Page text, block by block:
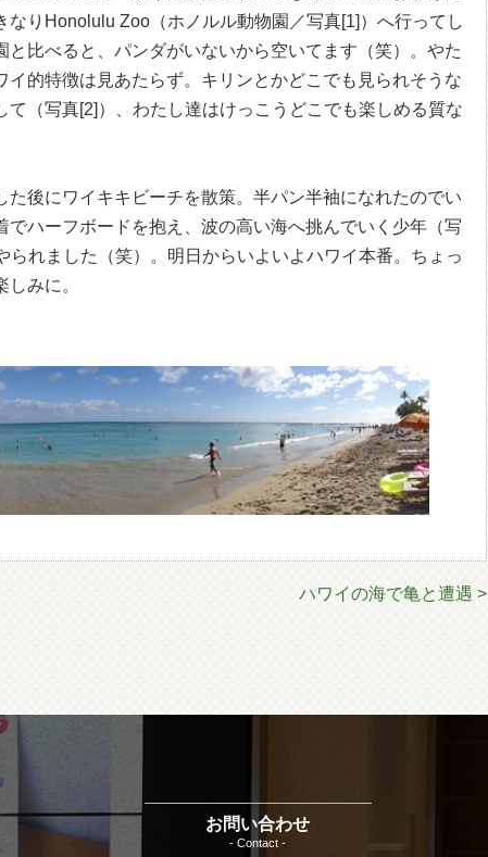
なりHonolulu Zoo（ホノルル動物園／写真[1]）へ行ってし
と比べると、パンダがいないから空いてます（笑）。やた
イ的特徴は見あたらず。キリンとかどこでも見られそうな
（写真[2]）、わたし達はけっこうどこでも楽しめる質な
た後にワイキキビーチを散策。半パン半袖になれたのでい
でハーフボードを抱え、波の高い海へ挑んでいく少年（写
られました（笑）。明日からいよいよハワイ本番。ちょっ
みに。
ハワイの海で亀と遭遇 >
お問い合わせ
- Contact -